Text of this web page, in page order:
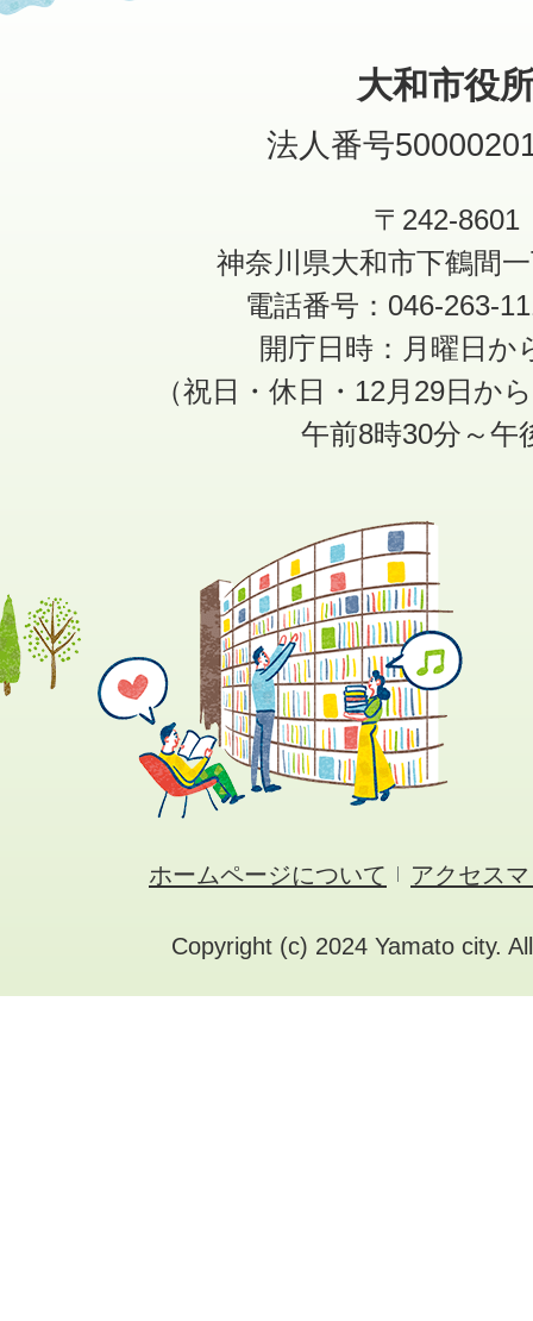
大和市役
法人番号
〒242-8601
神奈川県大和市下鶴間
電話番号：046-263-
開庁日時：月曜日か
（祝日・休日・12月29日か
午前8時30分～午
ホームページについて アクセス
Copyright (c) 2024 Yamato city.